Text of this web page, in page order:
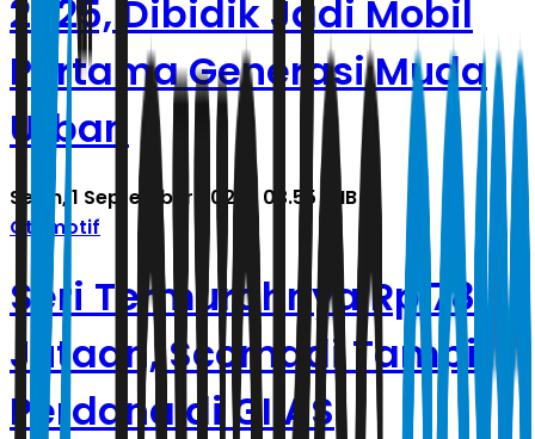
2025, Dibidik Jadi Mobil
Pertama Generasi Muda
Urban
Senin, 1 September 2025 | 03.55 WIB
Otomotif
Seri Termurahnya Rp 78
Jutaan, Scomadi Tampil
Perdana di GIIAS